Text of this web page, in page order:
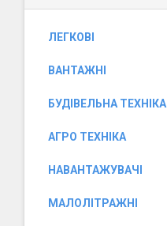
ЛЕГКОВІ
ВАНТАЖНІ
БУДІВЕЛЬНА ТЕХНІКА
АГРО ТЕХНІКА
НАВАНТАЖУВАЧІ
МАЛОЛІТРАЖНІ